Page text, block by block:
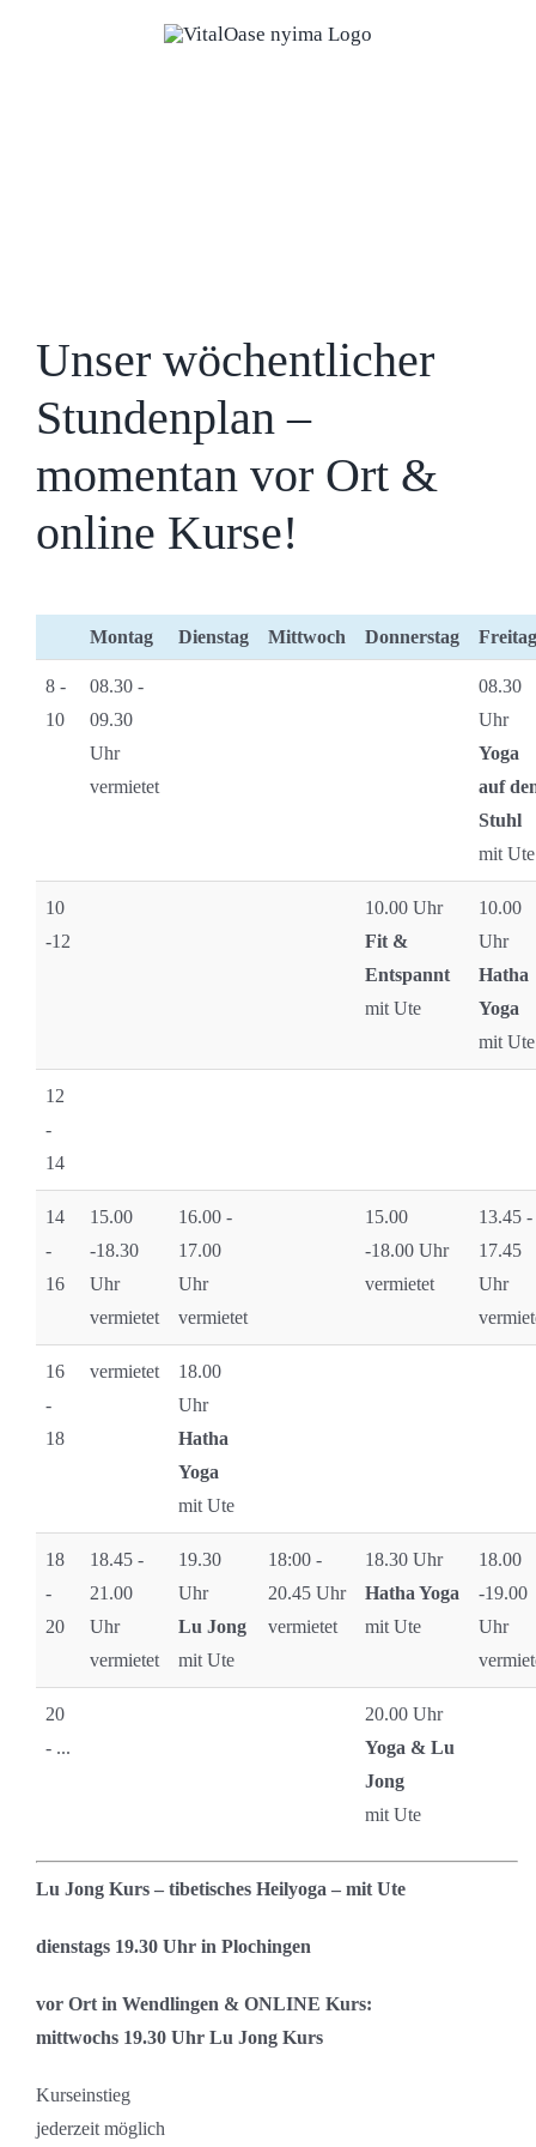
Unser wöchentlicher
Stundenplan –
momentan vor Ort &
online Kurse!
Montag Dienstag Mittwoch Donnerstag Freitag
8 -
10
08.30 -
09.30
Uhr
vermietet
08.30
Uhr
Yoga
auf
Stuhl
mit Ute
10
-12
10.00 Uhr
Fit &
Entspannt
mit Ute
10.00
Uhr
Hatha
Yoga
mit Ute
12
-
14
14
-
16
15.00
-18.30
Uhr
vermietet
16.00 -
17.00
Uhr
vermietet
15.00
-18.00 Uhr
vermietet
13.45 -
17.45
Uhr
16
-
18
vermietet
18.00
Uhr
Hatha
Yoga
mit Ute
18
-
20
18.45 -
21.00
Uhr
vermietet
19.30
Uhr
Lu Jong
mit Ute
18:00 -
20.45 Uhr
vermietet
18.30 Uhr
Hatha Yoga
mit Ute
18.00
-19.00
Uhr
20
- ...
20.00 Uhr
Yoga & Lu
Jong
mit Ute
Lu Jong Kurs – tibetisches Heilyoga – mit Ute
dienstags 19.30 Uhr in Plochingen
vor Ort in Wendlingen & ONLINE Kurs:
mittwochs 19.30 Uhr Lu Jong Kurs
Kurseinstieg
jederzeit möglich